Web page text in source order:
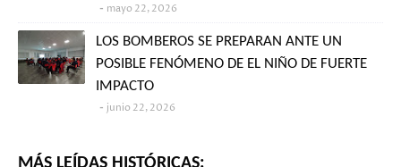
mayo 22, 2026
LOS BOMBEROS SE PREPARAN ANTE UN
POSIBLE FENÓMENO DE EL NIÑO DE FUERTE
IMPACTO
junio 22, 2026